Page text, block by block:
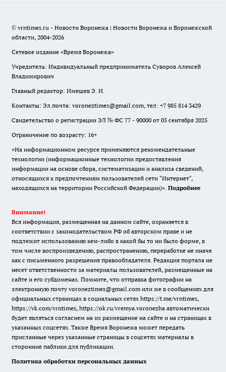
© vrntimes.ru - Новости Воронежа | Новости Воронежа и Воронежской
области, 2004-2026
Сетевое издание «Время Воронежа»
Учредитель: Индивидуальный предприниматель Суворов Алексей
Владимирович
Главный редактор: Имешев Э. И.
Контакты: Эл.почта: voroneztimes@gmail.com, тел: +7 985 814 3429
Свидетельство о регистрации ЭЛ № ФС 77 - 90000 от 05 сентября 2025
Ограничение по возрасту: 16+
«На информационном ресурсе применяются рекомендательные
технологии (информационные технологии предоставления
информации на основе сбора, систематизации и анализа сведений,
относящихся к предпочтениям пользователей сети "Интернет",
находящихся на территории Российской Федерации)». Подробнее
Внимание!
Вся информация, размещенная на данном сайте, охраняется в
соответствии с законодательством РФ об авторском праве и не
подлежит использованию кем-либо в какой бы то ни было форме, в
том числе воспроизведению, распространению, переработке не иначе
как с письменного разрешения правообладателя. Редакция портала не
несет ответственности за материалы пользователей, размещенные на
сайте и его субдоменах. Помните, что отправка фотографии на
электронную почту voroneztimes@gmail.com или же в сообщениях для
официальных страницах в социальных сетях https://t.me/vrntimes,
https://vk.com/vrntimes, https://ok.ru/vremya.voronezha автоматически
будет являться согласием на их размещение на сайте и на страницах в
указанных соцсетях. Также Время Воронежа может передать
присланные через указанные страницы в соцсетях материалы в
сторонние паблики для публикации.
Политика обработки персональных данных